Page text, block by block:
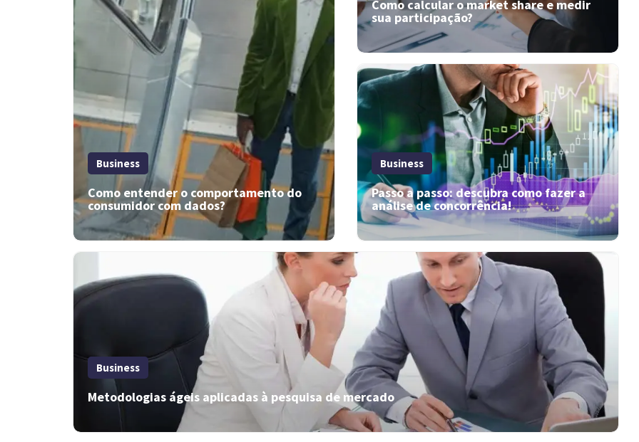
Business
Como entender o comportamento do
consumidor com dados?
Como calcular o market share e medir
sua participação?
Como calcular o market share e
medir sua participação?
Aprenda como calcular o market share da sua
empresa neste artigo. Veja seu tamanho no
mercado e vença a concorrência com dados
reais!
Business
Passo a passo: descubra como fazer a
análise de concorrência!
Business
Metodologias ágeis aplicadas à pesquisa de mercado